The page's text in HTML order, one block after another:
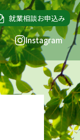
就業相談お申込み
Instagram